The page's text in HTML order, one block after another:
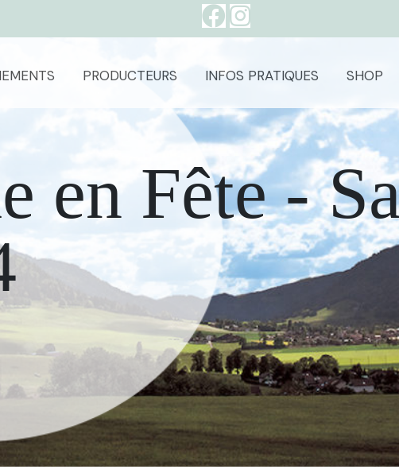
PRODUCTEURS INFOS PRATIQUES SHOP
en Fête -